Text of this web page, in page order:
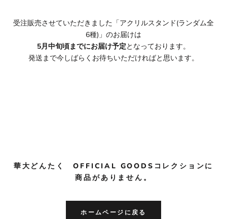
受注販売させていただきました「アクリルスタンド(ランダム全
6種)」のお届けは
5月中旬頃までにお届け予定となっております。
発送まで今しばらくお待ちいただければと思います。
華大どんたく OFFICIAL GOODSコレクションに
商品がありません。
ホームページに戻る